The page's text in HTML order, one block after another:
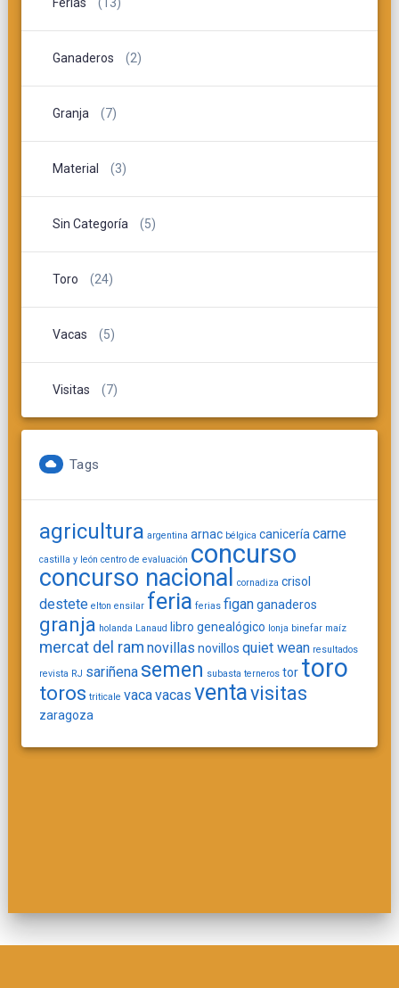
Ganaderos (2)
Granja (7)
Material (3)
Sin Categoría (5)
Toro (24)
Vacas (5)
Visitas (7)
Tags
agricultura argentina arnac bélgica canicería carne
castilla y león centro de evaluación concurso
concurso nacional cornadiza crisol
destete elton ensilar feria ferias figanganaderos
granja holanda Lanaud libro genealógico lonja binefar maíz
mercat del ram novillas novillos quiet wean resultados
revista RJ sariñena semen subasta terneros tor toro
toros triticale vacavacas ventavisitas
zaragoza